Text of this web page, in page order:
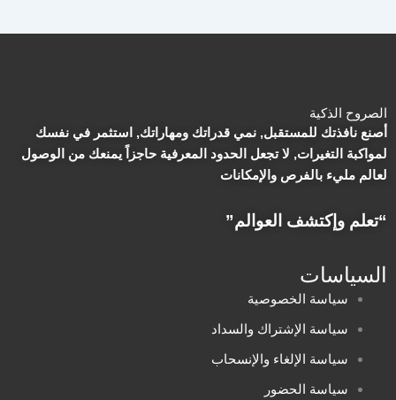
الصروح الذكية
أصنع نافذتك للمستقبل, نمي قدراتك ومهاراتك, استثمر في نفسك
لمواكبة التغيرات, لا تجعل الحدود المعرفية حاجزاً يمنعك من الوصول
لعالم مليء بالفرص والإمكانات
“تعلم وإكتشف العوالم”
السياسات
سياسة الخصوصية
سياسة الإشتراك والسداد
سياسة الإلغاء والإنسحاب
سياسة الحضور